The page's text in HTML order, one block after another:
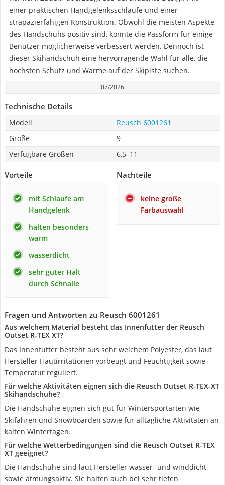
einer praktischen Handgelenksschlaufe und einer
strapazierfähigen Konstruktion. Obwohl die meisten Aspekte
des Handschuhs positiv sind, könnte die Passform für einige
Benutzer möglicherweise verbessert werden. Dennoch ist
dieser Skihandschuh eine hervorragende Wahl für alle, die
höchsten Schutz und Wärme auf der Skipiste suchen.
07/2026
Technische Details
Modell
Reusch 6001261
Größe
9
Verfügbare Größen
6,5–11
Vorteile
mit Schlaufe am
Handgelenk
halten besonders
warm
wasserdicht
sehr guter Halt
durch Schnalle
Nachteile
keine große
Farbauswahl
Fragen und Antworten zu Reusch 6001261
Aus welchem Material besteht das Innenfutter der Reusch
Outset R-TEX XT?
Das Innenfutter besteht aus sehr weichem Polyester, das laut
Hersteller Hautirritationen vorbeugt und Feuchtigkeit sowie
Temperatur reguliert.
Für welche Aktivitäten eignen sich die Reusch Outset R-TEX-XT
Skihandschuhe?
Die Handschuhe eignen sich gut für Wintersportarten wie
Skifahren und Snowboarden sowie für alltägliche Aktivitäten an
kalten Wintertagen.
Für welche Wetterbedingungen sind die Reusch Outset R-TEX
XT geeignet?
Die Handschuhe sind laut Hersteller wasser- und winddicht
sowie atmungsaktiv. Sie halten auch bei sehr tiefen